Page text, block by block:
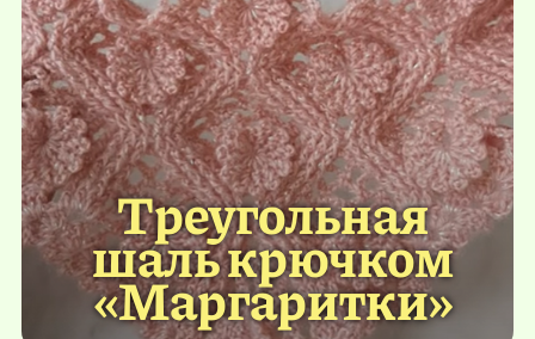
Треугольная
шаль крючком
«Маргаритки»